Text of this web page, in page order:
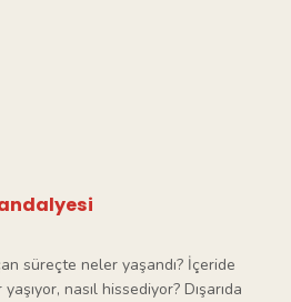
süreçte neler yaşandı? İçeride
nasıl hissediyor? Dışarıda